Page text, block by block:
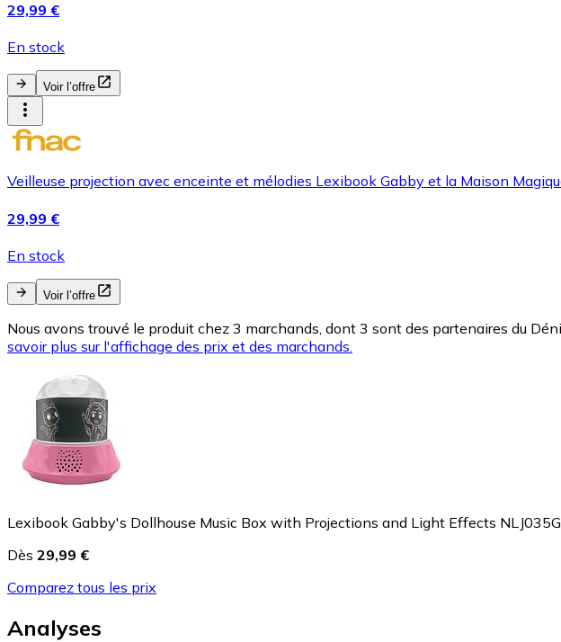
29,99 €
En stock
Voir l’offre
Veilleuse projection avec enceinte et mélodies Lexibook Gabby et la Maison
29,99 €
En stock
Voir l’offre
Nous avons trouvé le produit chez 3 marchands, dont 3 sont des partenaires du
savoir plus sur l'affichage des prix et des marchands.
Lexibook Gabby's Dollhouse Music Box with Projections and Light Effects
Dès 29,99 €
Comparez tous les prix
Analyses